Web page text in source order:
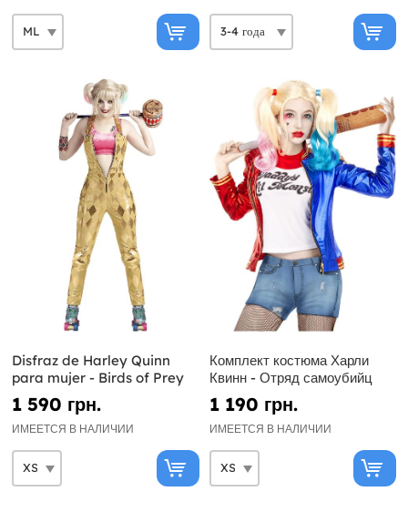
Disfraz de Harley Quinn
para mujer - Birds of Prey
1 590 грн.
ИМЕЕТСЯ В НАЛИЧИИ
Комплект костюма Харли
Квинн - Отряд самоубийц
1 190 грн.
ИМЕЕТСЯ В НАЛИЧИИ